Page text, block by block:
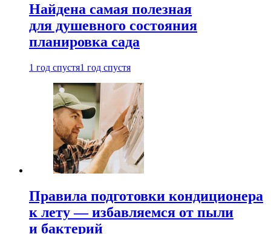
Найдена самая полезная
для душевного состояния
планировка сада
1 год спустя1 год спустя
Правила подготовки кондиционера
к лету — избавляемся от пыли
и бактерий